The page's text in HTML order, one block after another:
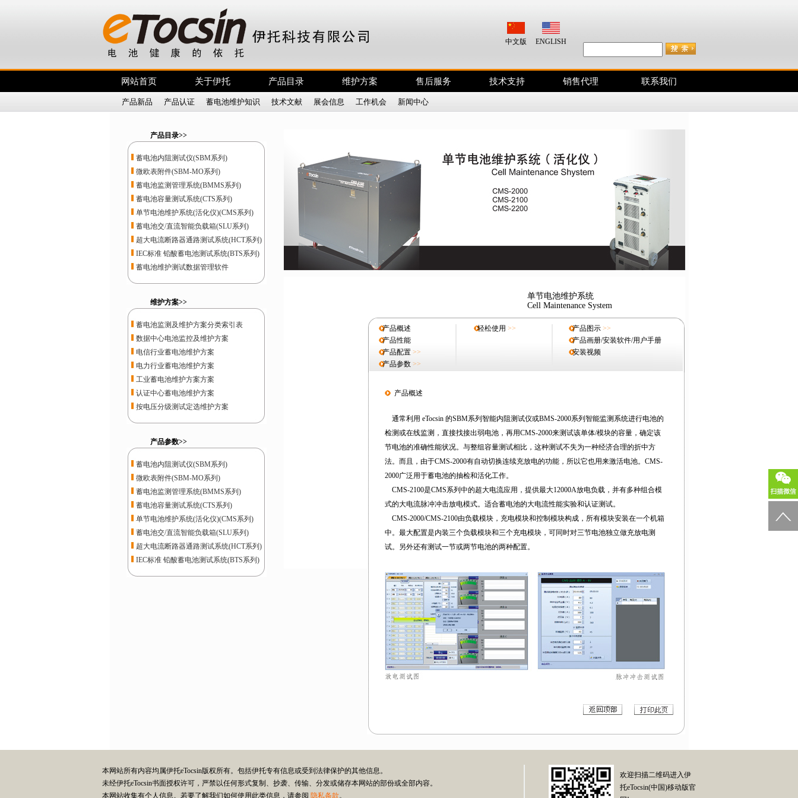
中文版 ENGLISH
网站首页 关于伊托 产品目录 维护方案 售后服务 技术支持 销售代理 联系我们
产品新品 产品认证 蓄电池维护知识 技术文献 展会信息 工作机会 新闻中心
产品目录>>
蓄电池内阻测试仪(SBM系列)
微欧表附件(SBM-MO系列)
蓄电池监测管理系统(BMMS系列)
蓄电池容量测试系统(CTS系列)
单节电池维护系统(活化仪)(CMS系列)
蓄电池交/直流智能负载箱(SLU系列)
超大电流断路器通路测试系统(HCT系列)
IEC标准 铅酸蓄电池测试系统(BTS系列)
蓄电池维护测试数据管理软件
维护方案>>
蓄电池监测及维护方案分类索引表
数据中心电池监控及维护方案
电信行业蓄电池维护方案
电力行业蓄电池维护方案
工业蓄电池维护方案方案
认证中心蓄电池维护方案
按电压分级测试定选维护方案
产品参数>>
蓄电池内阻测试仪(SBM系列)
微欧表附件(SBM-MO系列)
蓄电池监测管理系统(BMMS系列)
蓄电池容量测试系统(CTS系列)
单节电池维护系统(活化仪)(CMS系列)
蓄电池交/直流智能负载箱(SLU系列)
超大电流断路器通路测试系统(HCT系列)
IEC标准 铅酸蓄电池测试系统(BTS系列)
单节电池维护系统
Cell Maintenance System
产品概述 轻松使用 >> 产品图示 >>
产品性能
产品画册/安装软件/用户手册
产品配置 >>
安装视频
产品参数 >>
产品概述
通常利用 eTocsin 的SBM系列智能内阻测试仪或BMS-2000系列智能监测系统进行电池的
检测或在线监测，直接找接出弱电池，再用CMS-2000来测试该单体/模块的容量，确定该
节电池的准确性能状况。与整组容量测试相比，这种测试不失为一种经济合理的折中方
法。而且，由于CMS-2000有自动切换连续充放电的功能，所以它也用来激活电池。CMS-
2000广泛用于蓄电池的抽检和活化工作。
CMS-2100是CMS系列中的超大电流应用，提供最大12000A放电负载，并有多种组合模
式的大电流脉冲冲击放电模式。适合蓄电池的大电流性能实验和认证测试。
CMS-2000/CMS-2100由负载模块，充电模块和控制模块构成，所有模块安装在一个机箱
中。最大配置是内装三个负载模块和三个充电模块，可同时对三节电池独立做充放电测
试。另外还有测试一节或两节电池的两种配置。
本网站所有内容均属伊托eTocsin版权所有。包括伊托专有信息或受到法律保护的其他信息。
未经伊托eTocsin书面授权许可，严禁以任何形式复制、抄袭、传输、分发或储存本网站的部份或全部内容。
本网站收集有个人信息。若要了解我们如何使用此类信息，请参阅 隐私条款。
欢迎扫描二维码进入伊
托eTocsin(中国)移动版官